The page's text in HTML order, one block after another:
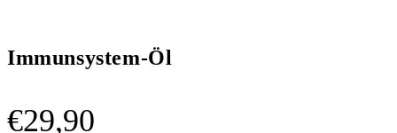
Immunsystem-Öl
€29,90